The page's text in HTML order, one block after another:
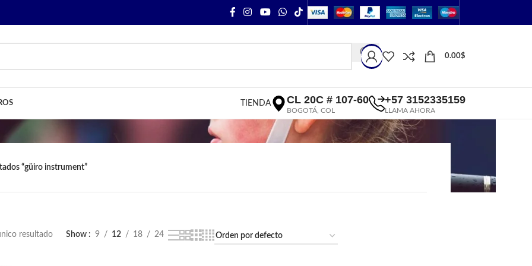
0.00$
TIENDA CL 20C # 107-60
BOGOTÁ, COL
+57 3152335159
LLAMA AHORA
“güiro instrument”
resultado Show 9 12 18 24